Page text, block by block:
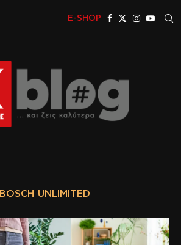
E-SHOP
BOSCH UNLIMITED